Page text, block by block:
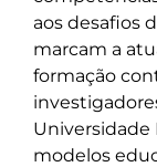
aos desafios
marcam a
formação
Universidade
modelos